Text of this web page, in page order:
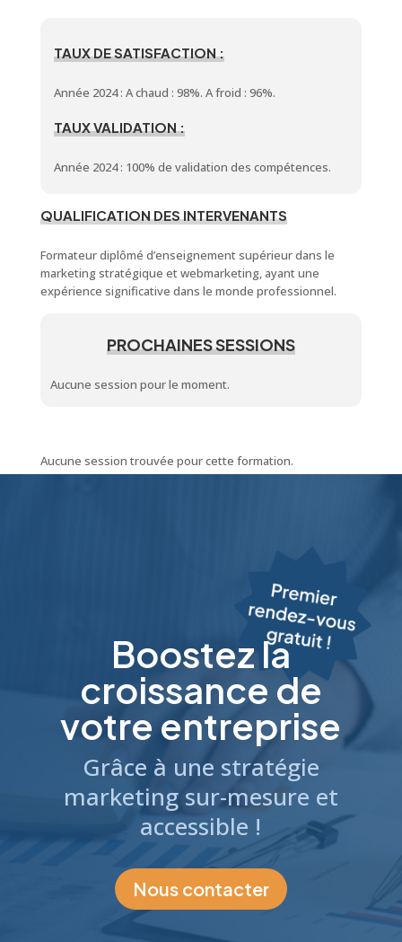
TAUX DE SATISFACTION :
Année 2024 : A chaud : 98%. A froid : 96%.
TAUX VALIDATION :
Année 2024 : 100% de validation des compétences.
QUALIFICATION DES INTERVENANTS
Formateur diplômé d’enseignement supérieur dans le
marketing stratégique et webmarketing, ayant une
expérience significative dans le monde professionnel.
PROCHAINES SESSIONS
Aucune session pour le moment.
Aucune session trouvée pour cette formation.
Boostez la
croissance de
votre entreprise
Grâce à une stratégie
marketing sur-mesure et
accessible !
Nous contacter